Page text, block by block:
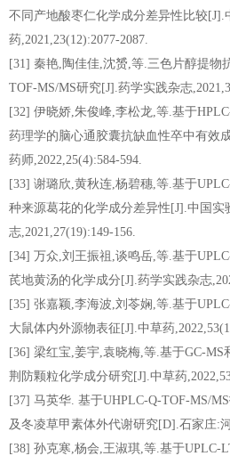
不同产地酸枣仁化学成分差异性比较[J].
药,2021,23(12):2077-2087.
[31] 秦艳,陶佳佳,沈赟,等.三色片醇提物
TOF-MS/MS研究[J].药学实践杂志
[32] 伊晓娇,朱俊峰,李松龙,等.基于
药理学的脑心通胶囊抗缺血性卒中有效
药师,2022,25(4):584-594.
[33] 谢璐欣,黄秋连,杨碧穗,等.基于
种来源葛花的化学成分差异性[J].中国实
志,2021,27(19):149-156.
[34] 万众,刘王振祖,谈鸣岳,等.基于
芪地黄汤的化学成分[J].药学实践杂志
[35] 张嘉颖,李海波,刘苓娴,等.基于
大鼠体内外源物表征[J].中草药
[36] 梁红宝,姜宇,袁晓梅,等.基于GC-MS
荆防颗粒化学成分研究[J].中草药
[37] 马英华. 基于UHPLC-Q-TOF-MS/
及冬凌草甲素体外代谢研究[D].石家庄:
[38] 孙克寒,杨会,王淑琪,等.基于UPLC-